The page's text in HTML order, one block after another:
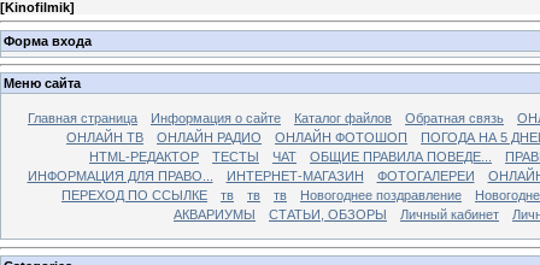
[Kinofilmik]
Форма входа
Меню сайта
Главная страница Информация о сайте Каталог файлов Обратная связь
ОНЛАЙН ТВ
ОНЛАЙН РАДИО ОНЛАЙН ФОТОШОП
ПОГОДА НА 5
HTML-РЕДАКТОР
ТЕСТЫ ЧАТ ОБЩИЕ ПРАВИЛА ПОВЕДЕ...
ИНФОРМАЦИЯ ДЛЯ ПРАВО...
ИНТЕРНЕТ-МАГАЗИН ФОТОГАЛЕРЕИ
ПЕРЕХОД ПО ССЫЛКЕ
тв тв тв Новогоднее поздравление
АКВАРИУМЫ
СТАТЬИ, ОБЗОРЫ Личный кабинет